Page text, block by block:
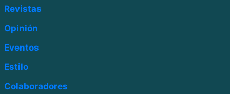
Revistas
Opinión
Eventos
Estilo
Colaboradores